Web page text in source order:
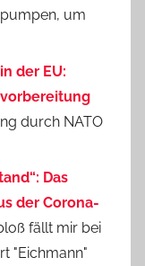
um
der EU:
durch NATO
Das
der Corona-
fällt mir bei
"Eichmann"